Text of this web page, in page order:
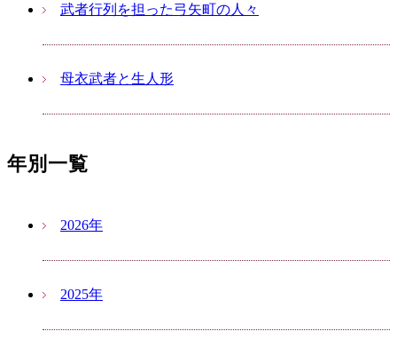
武者行列を担った弓矢町の人々
母衣武者と生人形
年別一覧
2026年
2025年